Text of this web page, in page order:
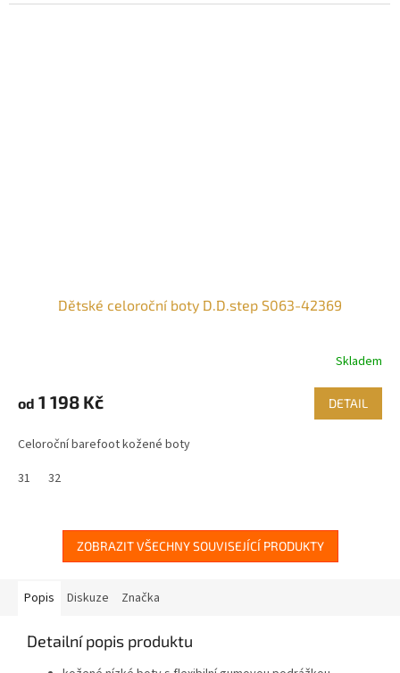
Dětské celoroční boty D.D.step S063-42369
Skladem
od 1 198 Kč DETAIL
Celoroční barefoot kožené boty
31
32
ZOBRAZIT VŠECHNY SOUVISEJÍCÍ PRODUKTY
Popis Diskuze Značka
Detailní popis produktu